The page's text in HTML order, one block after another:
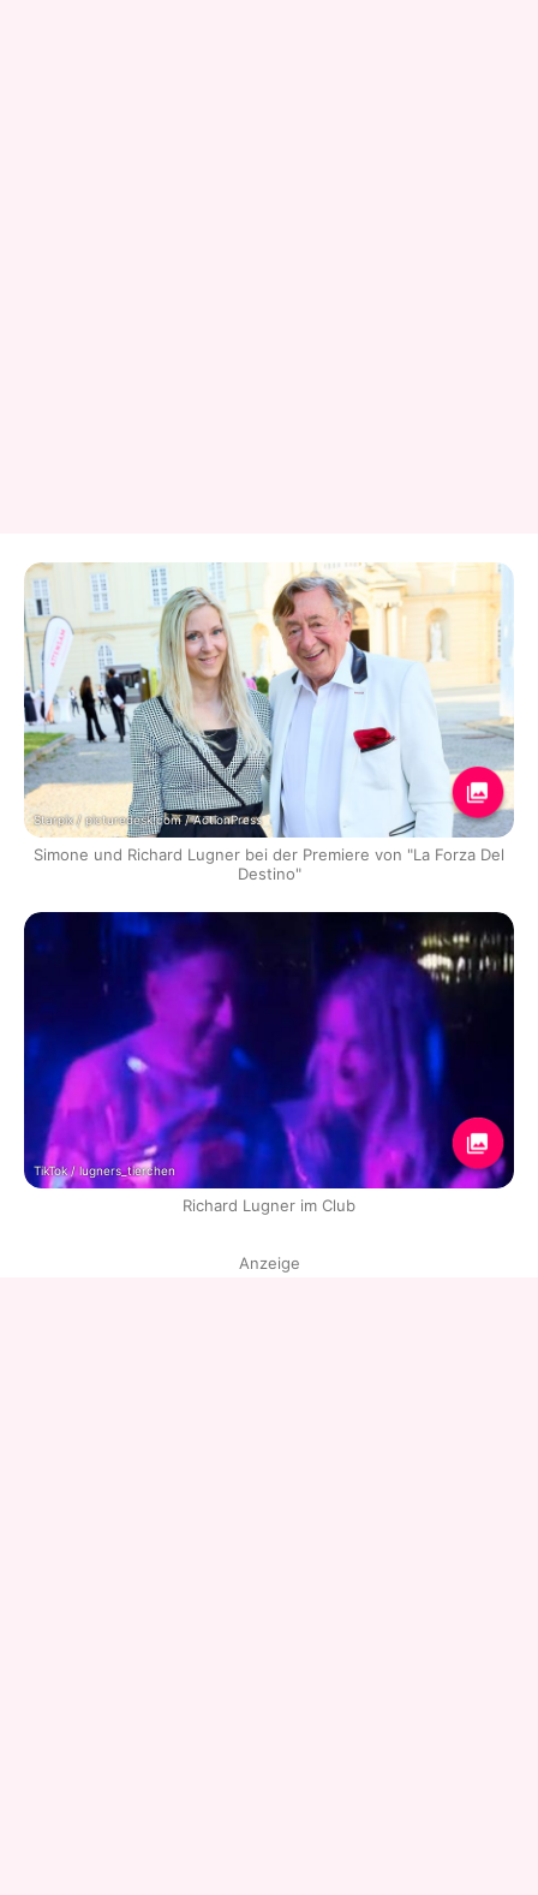
Starpix / picturedesk.com / ActionPress
Simone und Richard Lugner bei der Premiere von "La Forza Del
Destino"
TikTok / lugners_tierchen
Richard Lugner im Club
Anzeige